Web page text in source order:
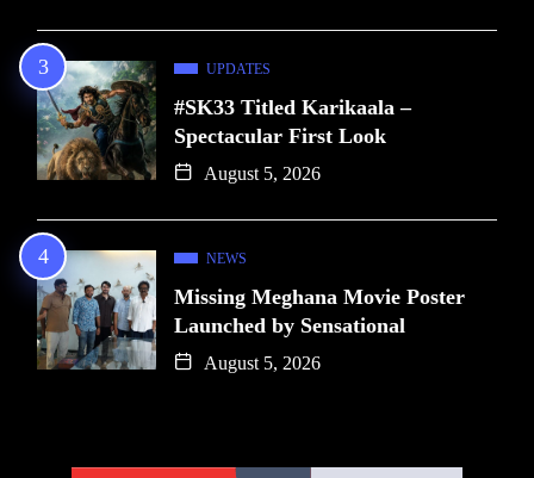
UPDATES
#SK33 Titled Karikaala –
Spectacular First Look
August 5, 2026
NEWS
Missing Meghana Movie Poster
Launched by Sensational
August 5, 2026